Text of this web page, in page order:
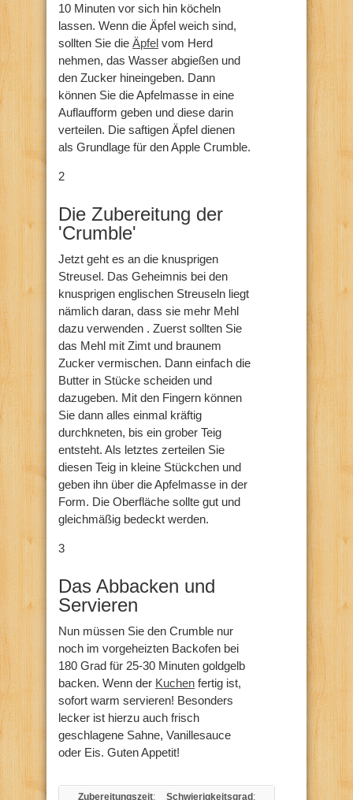
10 Minuten vor sich hin köcheln
lassen. Wenn die Äpfel weich sind,
sollten Sie die Äpfel vom Herd
nehmen, das Wasser abgießen und
den Zucker hineingeben. Dann
können Sie die Apfelmasse in eine
Auflaufform geben und diese darin
verteilen. Die saftigen Äpfel dienen
als Grundlage für den Apple Crumble.
2
Die Zubereitung der
'Crumble'
Jetzt geht es an die knusprigen
Streusel. Das Geheimnis bei den
knusprigen englischen Streuseln liegt
nämlich daran, dass sie mehr Mehl
dazu verwenden . Zuerst sollten Sie
das Mehl mit Zimt und braunem
Zucker vermischen. Dann einfach die
Butter in Stücke scheiden und
dazugeben. Mit den Fingern können
Sie dann alles einmal kräftig
durchkneten, bis ein grober Teig
entsteht. Als letztes zerteilen Sie
diesen Teig in kleine Stückchen und
geben ihn über die Apfelmasse in der
Form. Die Oberfläche sollte gut und
gleichmäßig bedeckt werden.
3
Das Abbacken und
Servieren
Nun müssen Sie den Crumble nur
noch im vorgeheizten Backofen bei
180 Grad für 25-30 Minuten goldgelb
backen. Wenn der Kuchen fertig ist,
sofort warm servieren! Besonders
lecker ist hierzu auch frisch
geschlagene Sahne, Vanillesauce
oder Eis. Guten Appetit!
Zubereitungszeit: Schwierigkeitsgrad: